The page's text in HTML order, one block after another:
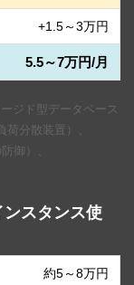
+1.5～3万円
5.5～7万円/月
ジド型データベース
分散装置）、
御）、
スタンス使
約5～8万円